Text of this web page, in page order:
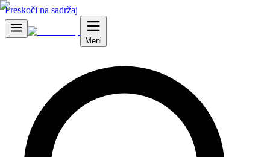
Preskoči na sadržaj
Meni